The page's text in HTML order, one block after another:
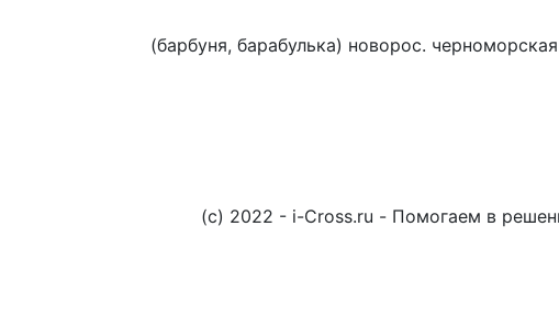
(барбуня, барабулька) новорос. черноморская
(c) 2022 - i-Cross.ru - Помогаем в